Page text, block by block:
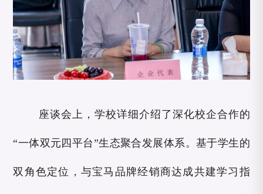
座谈会上，学校详细介绍了深化校企合作的
“一体双元四平台”生态聚合发展体系。基于学生的
双角色定位，与宝马品牌经销商达成共建学习指